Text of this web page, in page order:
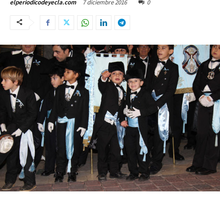
elperiodicodeyecla.com 7 diciembre 2016 0